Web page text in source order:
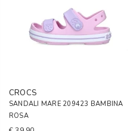
CROCS
SANDALI MARE 209423 BAMBINA
ROSA